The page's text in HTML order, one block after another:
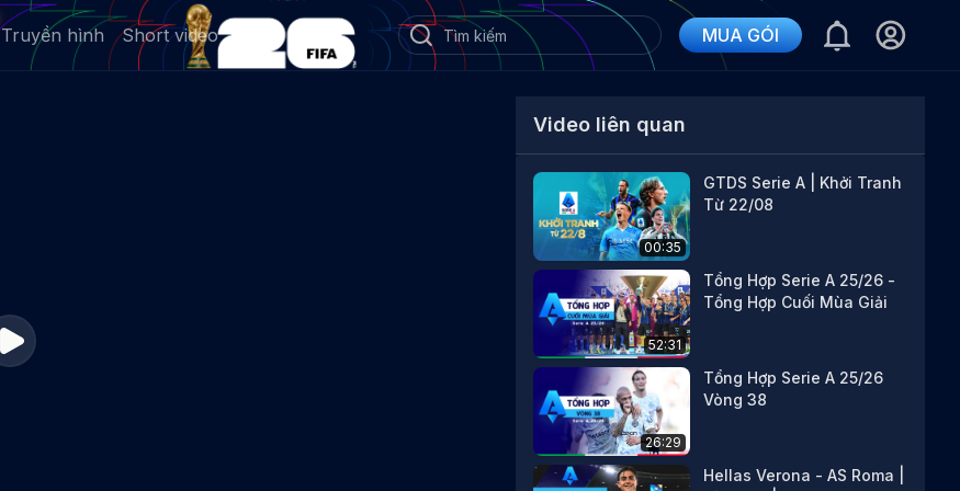
Truyền hình Short video MUA GÓI
Video liên quan
00:35
GTDS Serie A | Khởi Tranh
Từ 22/08
52:31
Tổng Hợp Serie A 25/26 -
Tổng Hợp Cuối Mùa Giải
26:29
Tổng Hợp Serie A 25/26
Vòng 38
Hellas Verona - AS Roma |